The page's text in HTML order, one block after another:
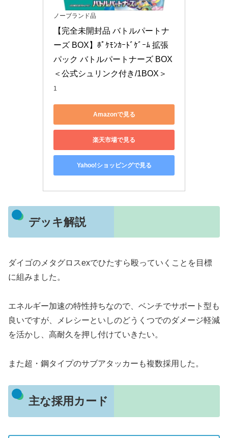
ノーブランド品
【完全未開封品 バトルパートナ
ーズ BOX】ﾎﾟｹﾓﾝｶｰﾄﾞｹﾞｰﾑ 拡張
パック バトルパートナーズ BOX
＜公式シュリンク付き/1BOX＞
1
Amazonで見る
楽天市場で見る
Yahoo!ショッピングで見る
デッキ解説
ダイゴのメタグロスexでひたすら殴っていくことを目標
に組みました。
エネルギー加速の特性持ちなので、ベンチでサポート型も
良いですが、メレシーといしのどうくつでのダメージ軽減
を活かし、高耐久を押し付けていきたい。
また超・鋼タイプのサブアタッカーも複数採用した。
主な採用カード